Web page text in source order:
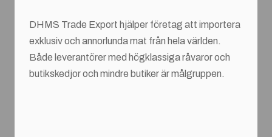
DHMS Trade Export hjälper företag att importera
exklusiv och annorlunda mat från hela världen.
Både leverantörer med högklassiga råvaror och
butikskedjor och mindre butiker är målgruppen.